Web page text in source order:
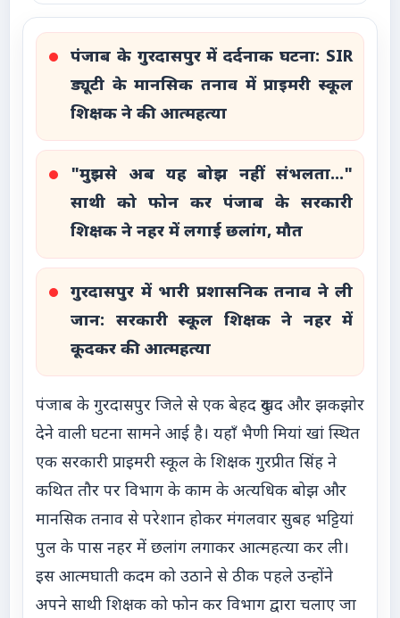
पंजाब के गुरदासपुर में दर्दनाक घटना: SIR
ड्यूटी के मानसिक तनाव में प्राइमरी स्कूल
शिक्षक ने की आत्महत्या
"मुझसे अब यह बोझ नहीं संभलता..."
साथी को फोन कर पंजाब के सरकारी
शिक्षक ने नहर में लगाई छलांग, मौत
गुरदासपुर में भारी प्रशासनिक तनाव ने ली
जान: सरकारी स्कूल शिक्षक ने नहर में
कूदकर की आत्महत्या
पंजाब के गुरदासपुर जिले से एक बेहद दुखद और झकझोर
देने वाली घटना सामने आई है। यहाँ भैणी मियां खां स्थित
एक सरकारी प्राइमरी स्कूल के शिक्षक गुरप्रीत सिंह ने
कथित तौर पर विभाग के काम के अत्यधिक बोझ और
मानसिक तनाव से परेशान होकर मंगलवार सुबह भट्टियां
पुल के पास नहर में छलांग लगाकर आत्महत्या कर ली।
इस आत्मघाती कदम को उठाने से ठीक पहले उन्होंने
अपने साथी शिक्षक को फोन कर विभाग द्वारा चलाए जा